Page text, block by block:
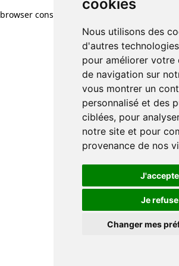
cookies
Nous utilisons des
d'autres
pour améliorer votre
de navigation sur
vous montrer un
personnalisé et des
ciblées, pour
notre site et pour
provenance de nos
J'accepte
Je refuse
Changer mes
browser console for more information)